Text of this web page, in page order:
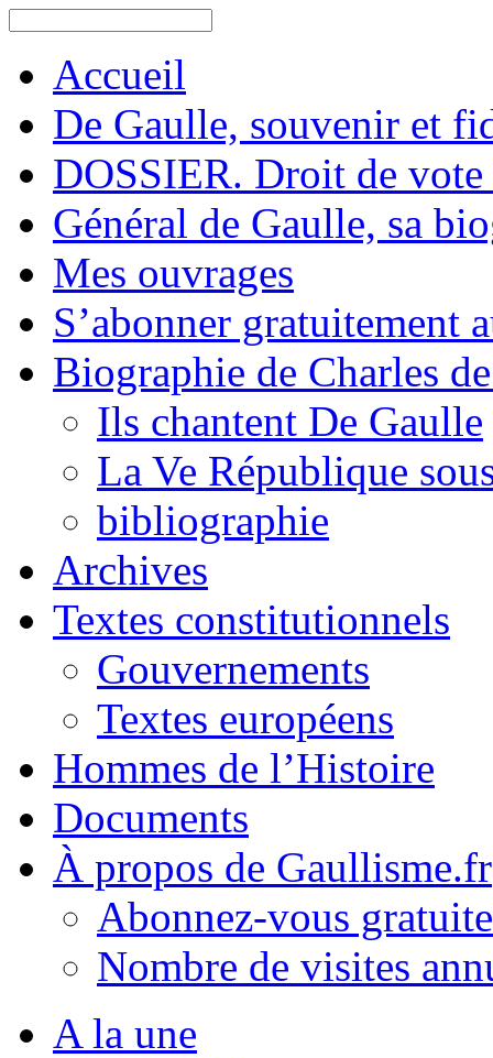
Accueil
De Gaulle, souvenir et
DOSSIER. Droit de vote
Général de Gaulle, sa
Mes ouvrages
S’abonner gratuitement
Biographie de Charles
Ils chantent De Gaulle
La Ve République
bibliographie
Archives
Textes constitutionnels
Gouvernements
Textes européens
Hommes de l’Histoire
Documents
À propos de Gaullisme.fr
Abonnez-vous
Nombre de visites
A la une